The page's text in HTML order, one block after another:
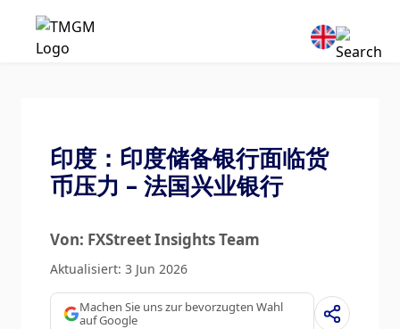
印度：印度储备银行面临货
币压力 – 法国兴业银行
Von: FXStreet Insights Team
Aktualisiert: 3 Jun 2026
Machen Sie uns zur bevorzugten Wahl
auf Google